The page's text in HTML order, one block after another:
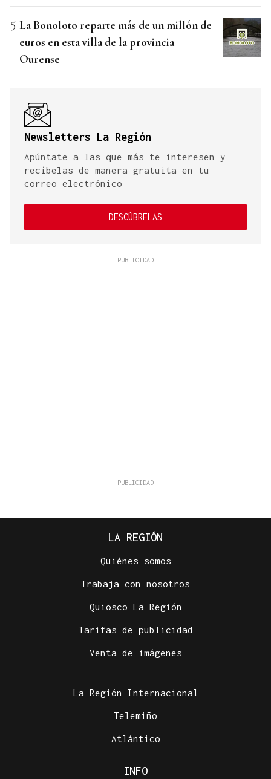
La Bonoloto reparte más de un millón de
euros en esta villa de la provincia
Ourense
Newsletters La Región
Apúntate a las que más te interesen y
recíbelas de manera gratuita en tu
correo electrónico
DESCÚBRELAS
LA REGIÓN
Quiénes somos
Trabaja con nosotros
Quiosco La Región
Tarifas de publicidad
Venta de imágenes
La Región Internacional
Telemiño
Atlántico
INFO